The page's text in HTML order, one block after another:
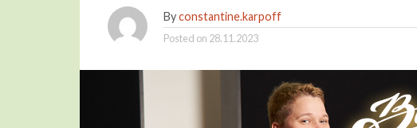
Byconstantine.karpoff
Posted on 28.11.2023